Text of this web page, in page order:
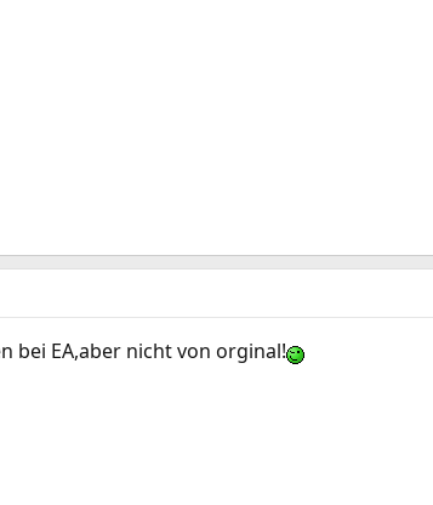
bei EA,aber nicht von orginal!